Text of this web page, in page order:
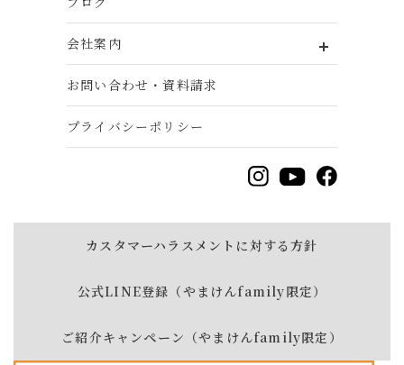
会社案内
お問い合わせ・資料請求
プライバシーポリシー
カスタマーハラスメントに対する方針
公式LINE登録（やまけんfamily限定）
ご紹介キャンペーン（やまけんfamily限定）